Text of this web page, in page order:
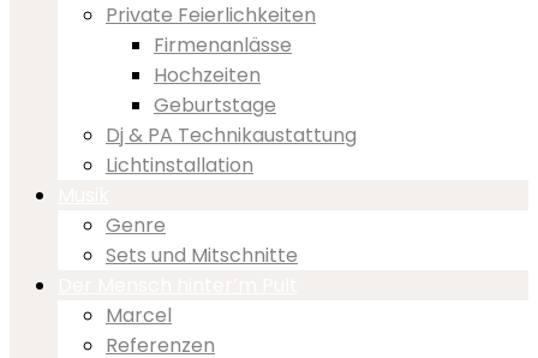
Private Feierlichkeiten
Firmenanlässe
Hochzeiten
Geburtstage
Dj & PA Technikaustattung
Lichtinstallation
Genre
Sets und Mitschnitte
Marcel
Referenzen